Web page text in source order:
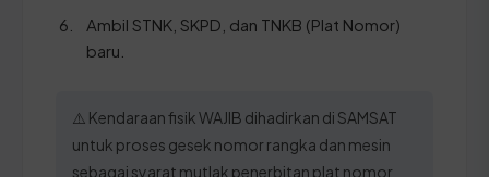
Ambil STNK, SKPD, dan TNKB (Plat Nomor)
baru.
⚠️ Kendaraan fisik WAJIB dihadirkan di SAMSAT
untuk proses gesek nomor rangka dan mesin
sebagai syarat mutlak penerbitan plat nomor